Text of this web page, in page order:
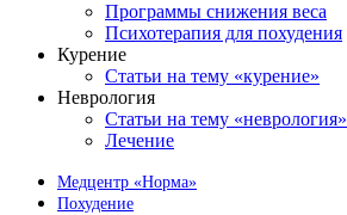
Программы снижения веса
Психотерапия для похудения
Курение
Статьи на тему «курение»
Неврология
Статьи на тему «неврология»
Лечение
Медцентр «Норма»
Похудение